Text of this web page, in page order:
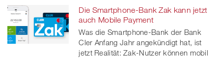
Die Smartphone-Bank Zak kann jetzt
auch Mobile Payment
Was die Smartphone-Bank der Bank
Cler Anfang Jahr angekündigt hat, ist
jetzt Realität: Zak-Nutzer können mobil